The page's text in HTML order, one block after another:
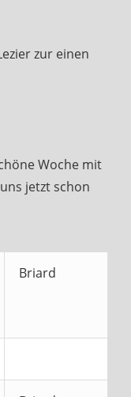
zur einen
Woche mit
jetzt schon
Briard